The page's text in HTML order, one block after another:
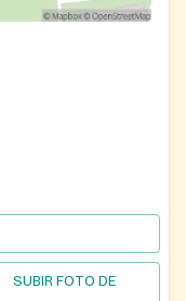
SUBIR FOTO DE